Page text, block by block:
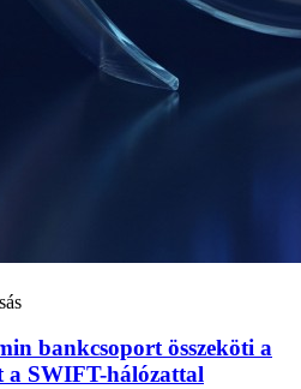
bankcsoport összeköti a
SWIFT-hálózattal